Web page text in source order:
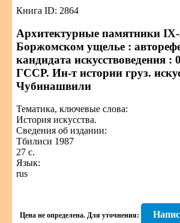
Книга ID: 2864
Архитектурные памятники
Боржомском ущелье :
кандидата искусствоведения
ГССР. Ин-т истории груз.
Чубинашвили
Тематика, ключевые слова:
История искусства.
Сведения об издании:
Тбилиси 1987
27 с.
Язык:
rus
Цена не определена. Для уточнения: